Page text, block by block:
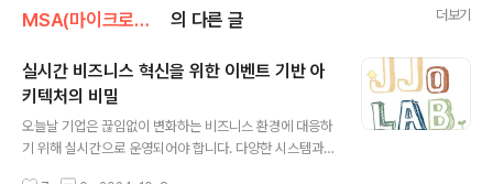
MSA(마이크로서비스) 의 다른 글 더보기
실시간 비즈니스 혁신을 위한 이벤트 기반 아
키텍처의 비밀
오늘날 기업은 끊임없이 변화하는 비즈니스 환경에 대응하
기 위해 실시간으로 운영되어야 합니다. 다양한 시스템과